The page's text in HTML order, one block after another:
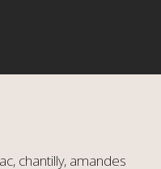
chantilly, amandes